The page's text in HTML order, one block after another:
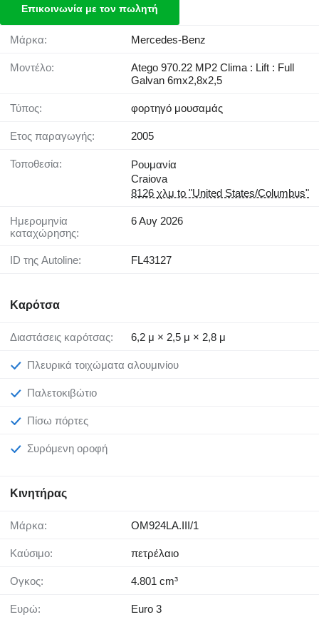
Επικοινωνία με τον πωλητή
Μάρκα: Mercedes-Benz
Μοντέλο:
Atego 970.22 MP2 Clima : Lift : Full
Galvan 6mx2,8x2,5
Τύπος: φορτηγό μουσαμάς
Έτος παραγωγής: 2005
Τοποθεσία:
Ρουμανία
Craiova
8126 χλμ to "United States/Columbus"
Ημερομηνία
καταχώρησης:
6 Αυγ 2026
ID της Autoline: FL43127
Καρότσα
Διαστάσεις καρότσας: 6,2 μ × 2,5 μ × 2,8 μ
Πλευρικά τοιχώματα αλουμινίου
Παλετοκιβώτιο
Πίσω πόρτες
Συρόμενη οροφή
Κινητήρας
Μάρκα: OM924LA.III/1
Καύσιμο: πετρέλαιο
Όγκος: 4.801 cm³
Ευρώ: Euro 3